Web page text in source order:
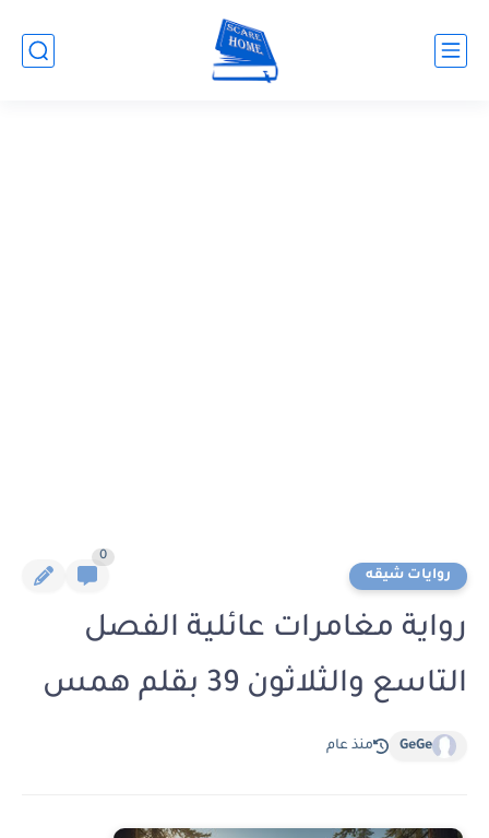
روايات شيقه
0
رواية مغامرات عائلية الفصل
التاسع والثلاثون 39 بقلم همس
GeGe منذ عام